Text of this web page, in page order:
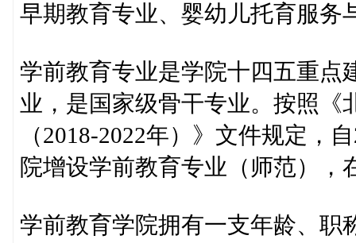
早期教育专业、婴幼儿托育服务
学前教育专业是学院十四五重点
业，是国家级骨干专业。按照《
（2018-2022年）》文件规定，
院增设学前教育专业（师范），
学前教育学院拥有一支年龄、职